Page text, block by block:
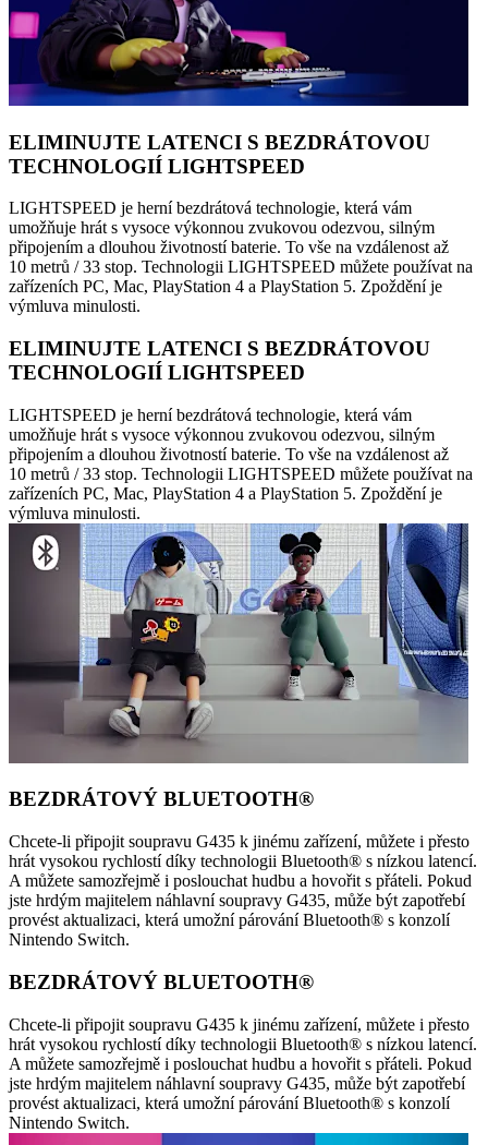
ELIMINUJTE LATENCI S BEZDRÁTOVOU
TECHNOLOGIÍ LIGHTSPEED
LIGHTSPEED je herní bezdrátová technologie, která vám
umožňuje hrát s vysoce výkonnou zvukovou odezvou, silným
připojením a dlouhou životností baterie. To vše na vzdálenost až
10 metrů / 33 stop. Technologii LIGHTSPEED můžete používat na
zařízeních PC, Mac, PlayStation 4 a PlayStation 5. Zpoždění je
výmluva minulosti.
ELIMINUJTE LATENCI S BEZDRÁTOVOU
TECHNOLOGIÍ LIGHTSPEED
LIGHTSPEED je herní bezdrátová technologie, která vám
umožňuje hrát s vysoce výkonnou zvukovou odezvou, silným
připojením a dlouhou životností baterie. To vše na vzdálenost až
10 metrů / 33 stop. Technologii LIGHTSPEED můžete používat na
zařízeních PC, Mac, PlayStation 4 a PlayStation 5. Zpoždění je
výmluva minulosti.
BEZDRÁTOVÝ BLUETOOTH®
Chcete-li připojit soupravu G435 k jinému zařízení, můžete i přesto
hrát vysokou rychlostí díky technologii Bluetooth® s nízkou latencí.
A můžete samozřejmě i poslouchat hudbu a hovořit s přáteli. Pokud
jste hrdým majitelem náhlavní soupravy G435, může být zapotřebí
provést aktualizaci, která umožní párování Bluetooth® s konzolí
Nintendo Switch.
BEZDRÁTOVÝ BLUETOOTH®
Chcete-li připojit soupravu G435 k jinému zařízení, můžete i přesto
hrát vysokou rychlostí díky technologii Bluetooth® s nízkou latencí.
A můžete samozřejmě i poslouchat hudbu a hovořit s přáteli. Pokud
jste hrdým majitelem náhlavní soupravy G435, může být zapotřebí
provést aktualizaci, která umožní párování Bluetooth® s konzolí
Nintendo Switch.